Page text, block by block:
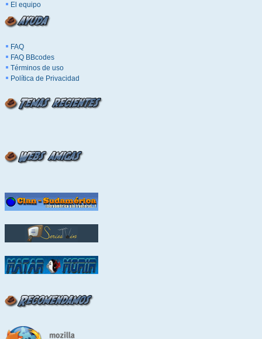
El equipo
FAQ
FAQ BBcodes
Términos de uso
Política de Privacidad